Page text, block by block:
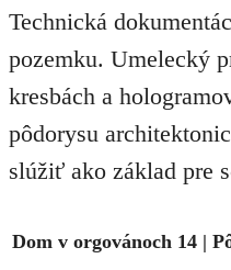
Technická
pozemku. Umelecký
kresbách a
pôdorysu
slúžiť ako základ pre
Dom v orgovánoch 14 |